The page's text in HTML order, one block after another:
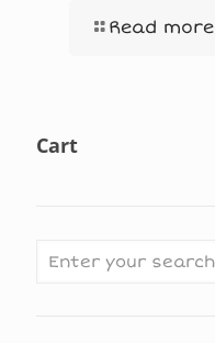
Read more
Cart